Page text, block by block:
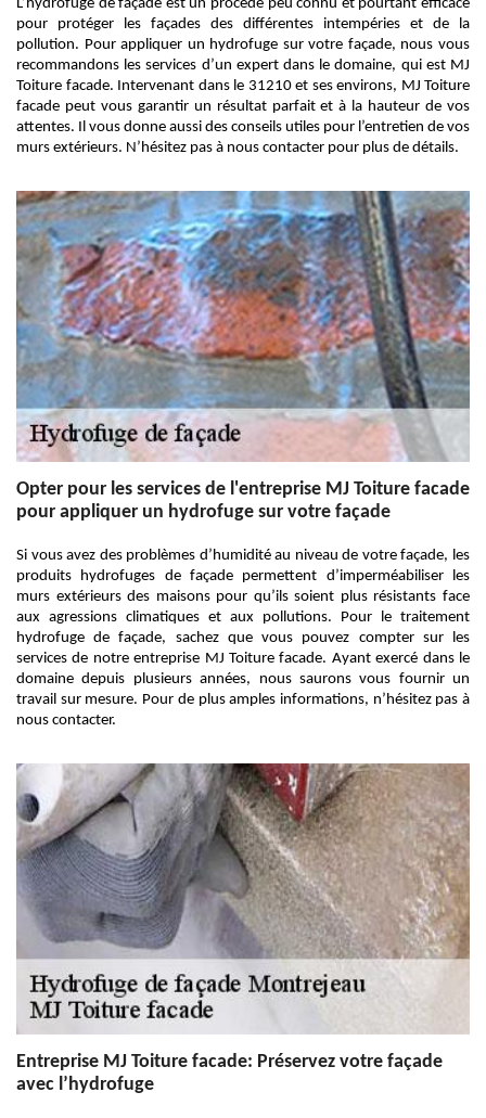
L’hydrofuge de façade est un procédé peu connu et pourtant efficace
pour protéger les façades des différentes intempéries et de la
pollution. Pour appliquer un hydrofuge sur votre façade, nous vous
recommandons les services d’un expert dans le domaine, qui est MJ
Toiture facade. Intervenant dans le 31210 et ses environs, MJ Toiture
facade peut vous garantir un résultat parfait et à la hauteur de vos
attentes. Il vous donne aussi des conseils utiles pour l’entretien de vos
murs extérieurs. N’hésitez pas à nous contacter pour plus de détails.
Opter pour les services de l'entreprise MJ Toiture facade
pour appliquer un hydrofuge sur votre façade
Si vous avez des problèmes d’humidité au niveau de votre façade, les
produits hydrofuges de façade permettent d’imperméabiliser les
murs extérieurs des maisons pour qu’ils soient plus résistants face
aux agressions climatiques et aux pollutions. Pour le traitement
hydrofuge de façade, sachez que vous pouvez compter sur les
services de notre entreprise MJ Toiture facade. Ayant exercé dans le
domaine depuis plusieurs années, nous saurons vous fournir un
travail sur mesure. Pour de plus amples informations, n’hésitez pas à
nous contacter.
Entreprise MJ Toiture facade: Préservez votre façade
avec l’hydrofuge